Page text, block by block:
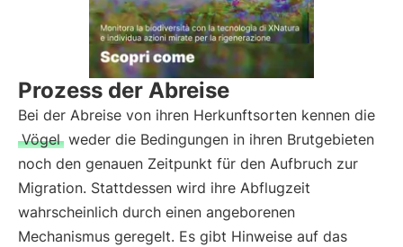
Prozess der Abreise
Bei der Abreise von ihren Herkunftsorten kennen die
Vögel weder die Bedingungen in ihren Brutgebieten
noch den genauen Zeitpunkt für den Aufbruch zur
Migration. Stattdessen wird ihre Abflugzeit
wahrscheinlich durch einen angeborenen
Mechanismus geregelt. Es gibt Hinweise auf das